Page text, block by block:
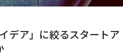
デア」に絞るスタートア